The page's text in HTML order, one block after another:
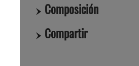
Composición
Compartir